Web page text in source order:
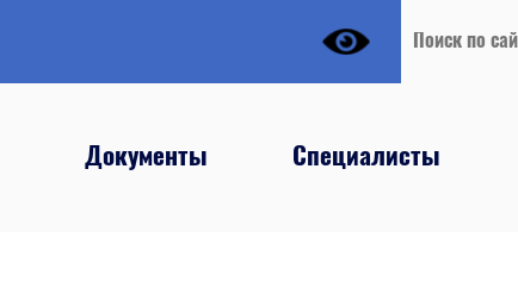
Документы Специалисты